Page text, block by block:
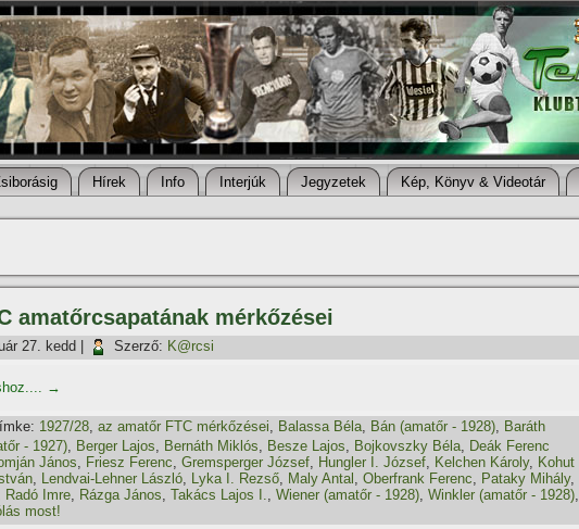
Hí­rek Info Interjúk Jegyzetek Kép, Könyv & Videotár
amatőrcsapatának mérkőzései
27. kedd Szerző: K@rcsi
→
1927/28, az amatőr FTC mérkőzései, Balassa Béla, Bán (amatőr - 1928), Baráth
- 1927), Berger Lajos, Bernáth Miklós, Besze Lajos, Bojkovszky Béla, Deák Ferenc
János, Friesz Ferenc, Gremsperger József, Hungler I. József, Kelchen Károly, Kohut
, Lendvai-Lehner László, Lyka I. Rezső, Maly Antal , Oberfrank Ferenc, Pataky Mihály,
Radó Imre, Rázga János, Takács Lajos I., Wiener (amatőr - 1928), Winkler (amatőr - 1928),
most!